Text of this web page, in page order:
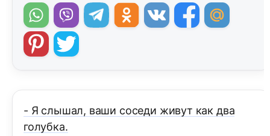
- Я слышал, ваши соседи живут как два
голубка.